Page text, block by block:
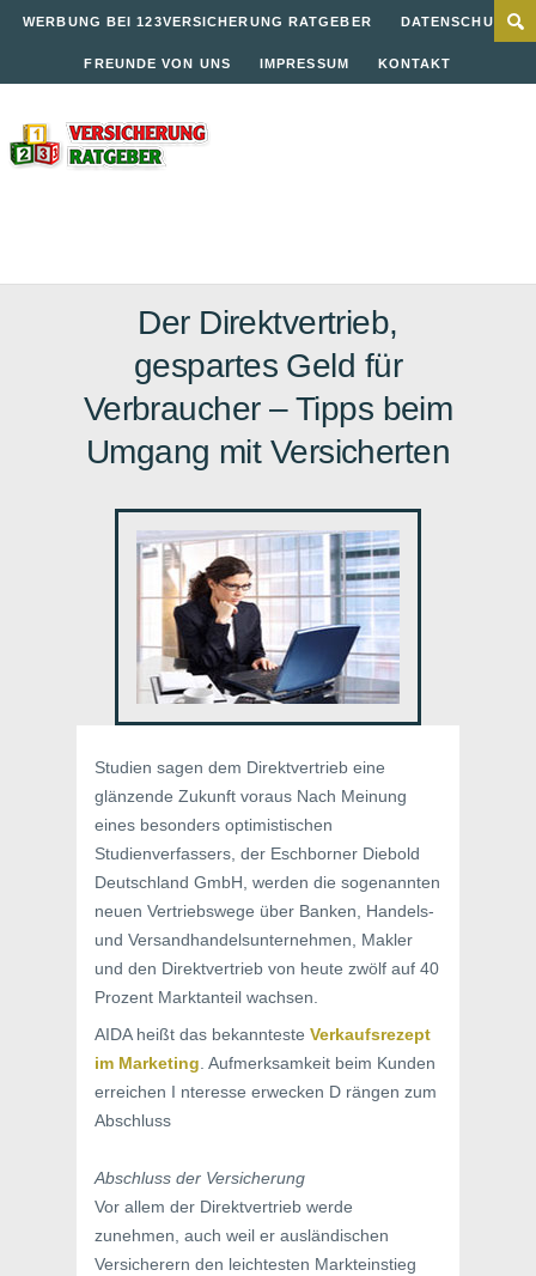
WERBUNG BEI 123VERSICHERUNG RATGEBER DATENSCHUTZ
FREUNDE VON UNS IMPRESSUM KONTAKT
Der Direktvertrieb,
gespartes Geld für
Verbraucher – Tipps beim
Umgang mit Versicherten
Studien sagen dem Direktvertrieb eine
glänzende Zukunft voraus Nach Meinung
eines besonders optimistischen
Studienverfassers, der Eschborner Diebold
Deutschland GmbH, werden die sogenannten
neuen Vertriebswege über Banken, Handels-
und Versandhandelsunternehmen, Makler
und den Direktvertrieb von heute zwölf auf 40
Prozent Marktanteil wachsen.
AIDA heißt das bekannteste Verkaufsrezept
im Marketing . Aufmerksamkeit beim Kunden
erreichen I nteresse erwecken D rängen zum
Abschluss
Abschluss der Versicherung
Vor allem der Direktvertrieb werde
zunehmen, auch weil er ausländischen
Versicherern den leichtesten Markteinstieg